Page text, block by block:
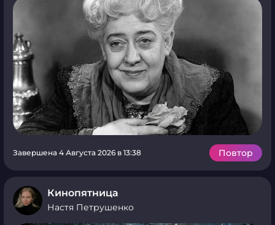
Завершена 4 Августа 2026 в 13:38 Повтор
Кинопятница
Настя Петрушенко